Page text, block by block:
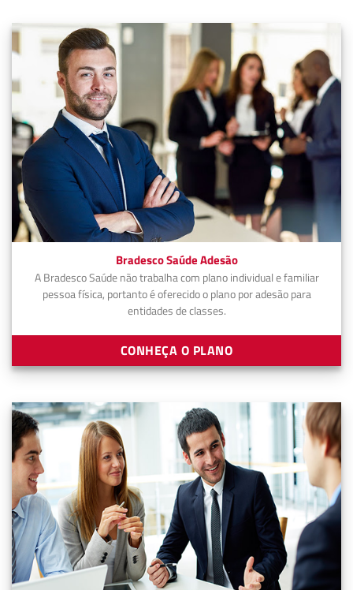
Bradesco Saúde Adesão
A Bradesco Saúde não trabalha com plano individual e familiar
pessoa física, portanto é oferecido o plano por adesão para
entidades de classes.
CONHEÇA O PLANO